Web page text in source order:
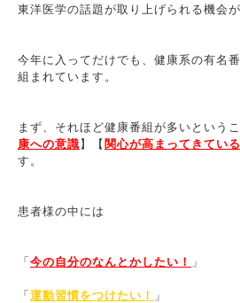
東洋医学の話題が取り上げられる機会
今年に入ってだけでも、健康系の有名
組まれています。
まず、それほど健康番組が多いという
康への意識 】【 関心が高まってきている
す。
患者様の中には
「 今の自分のなんとかしたい！ 」
「 運動習慣をつけたい！ 」